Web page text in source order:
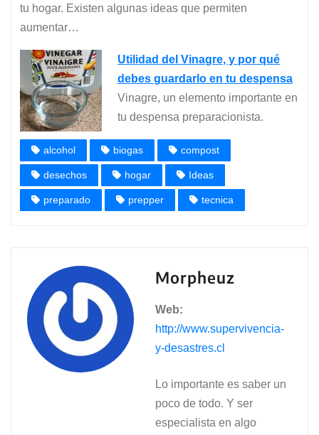
tu hogar. Existen algunas ideas que permiten
aumentar…
Utilidad del Vinagre, y por qué
debes guardarlo en tu despensa
Vinagre, un elemento importante en
tu despensa preparacionista.
alcohol biogas compost
desechos hogar Ideas
preparado prepper tecnica
Morpheuz
Web:
http://www.supervivencia-
y-desastres.cl
Lo importante es saber un
poco de todo. Y ser
especialista en algo